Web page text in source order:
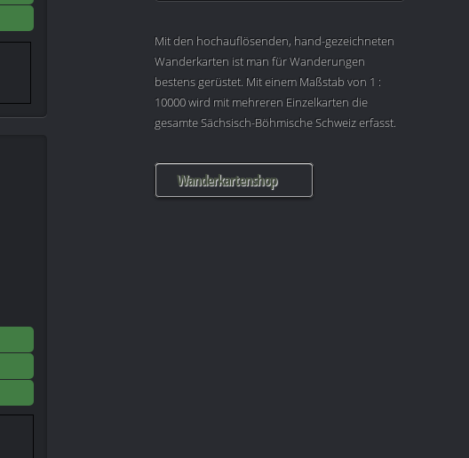
Mit den hochauflösenden, hand-gezeichneten
Wanderkarten ist man für Wanderungen
bestens gerüstet. Mit einem Maßstab von 1 :
10000 wird mit mehreren Einzelkarten die
gesamte Sächsisch-Böhmische Schweiz erfasst.
Wanderkartenshop